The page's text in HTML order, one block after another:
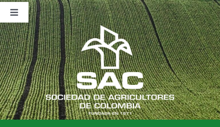
Saltar
contenido
Toggle
Navigation
Nosotros
Publicaciones
Sala de Prensa
Eventos